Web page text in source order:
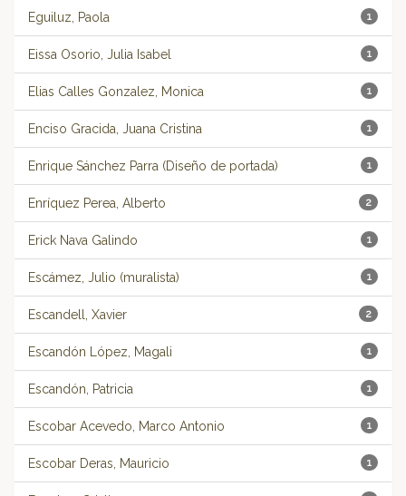
Eguiluz, Paola 1
Eissa Osorio, Julia Isabel 1
Elias Calles Gonzalez, Monica 1
Enciso Gracida, Juana Cristina 1
Enrique Sánchez Parra (Diseño de portada) 1
Enríquez Perea, Alberto 2
Erick Nava Galindo 1
Escámez, Julio (muralista) 1
Escandell, Xavier 2
Escandón López, Magali 1
Escandón, Patricia 1
Escobar Acevedo, Marco Antonio 1
Escobar Deras, Mauricio 1